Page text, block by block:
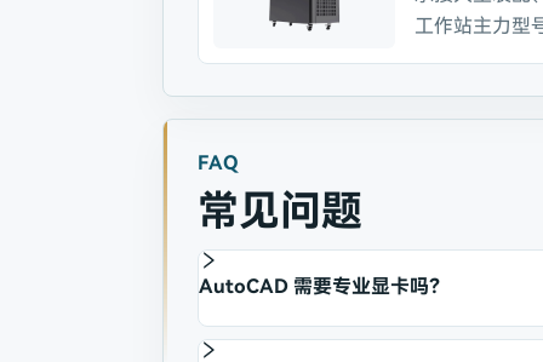
工作站主力型
FAQ
常见问题
AutoCAD 需要专业显卡吗？